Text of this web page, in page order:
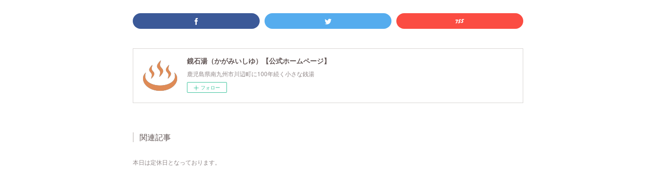
鏡石湯（かがみいしゆ）【公式ホームページ】
鹿児島県南九州市川辺町に100年続く小さな銭湯
フォロー
関連記事
本日は定休日となっております。